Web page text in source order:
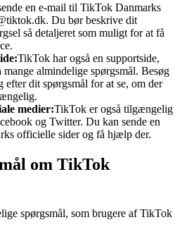
en e-mail til TikTok Danmarks
Du bør beskrive dit
så detaljeret som muligt for at få
TikTok har også en supportside,
almindelige spørgsmål. Besøg
efter dit spørgsmål for at se, om der
medier:TikTok er også tilgængelig
og Twitter. Du kan sende en
officielle sider og få hjælp der.
om TikTok
spørgsmål, som brugere af TikTok